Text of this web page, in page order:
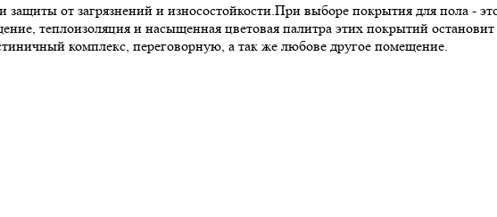
защиты от загрязнений и износостойкости.При выборе покрытия для пола -
теплоизоляция и насыщенная цветовая палитра этих покрытий
комплекс, переговорную, а так же любове другое помещение.